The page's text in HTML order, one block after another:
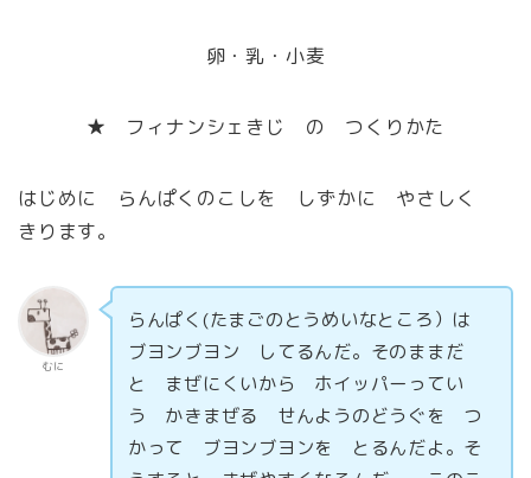
卵・乳・小麦
★ フィナンシェきじ の つくりかた
はじめに らんぱくのこしを しずかに やさしく
きります。
むに
らんぱく(たまごのとうめいなところ）は
ブヨンブヨン してるんだ。そのままだ
と まぜにくいから ホイッパーってい
う かきまぜる せんようのどうぐを つ
かって ブヨンブヨンを とるんだよ。そ